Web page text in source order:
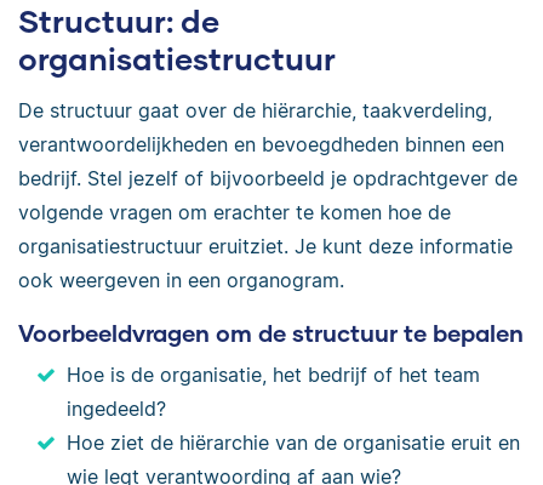
Structuur: de
organisatiestructuur
De structuur gaat over de hiërarchie, taakverdeling,
verantwoordelijkheden en bevoegdheden binnen een
bedrijf. Stel jezelf of bijvoorbeeld je opdrachtgever de
volgende vragen om erachter te komen hoe de
organisatiestructuur eruitziet. Je kunt deze informatie
ook weergeven in een organogram.
Voorbeeldvragen om de structuur te bepalen
Hoe is de organisatie, het bedrijf of het team
ingedeeld?
Hoe ziet de hiërarchie van de organisatie eruit en
wie legt verantwoording af aan wie?